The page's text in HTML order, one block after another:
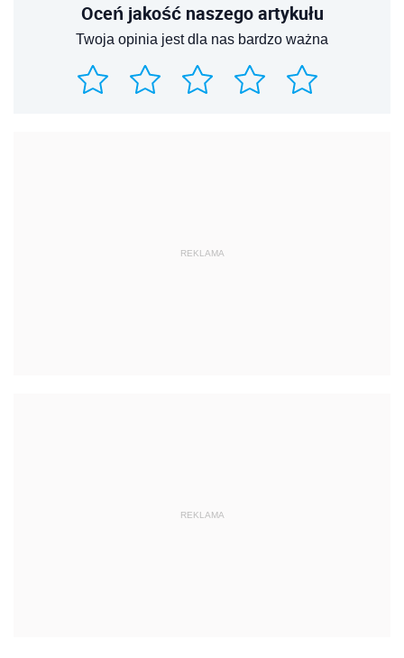
Oceń jakość naszego artykułu
Twoja opinia jest dla nas bardzo ważna
REKLAMA
REKLAMA